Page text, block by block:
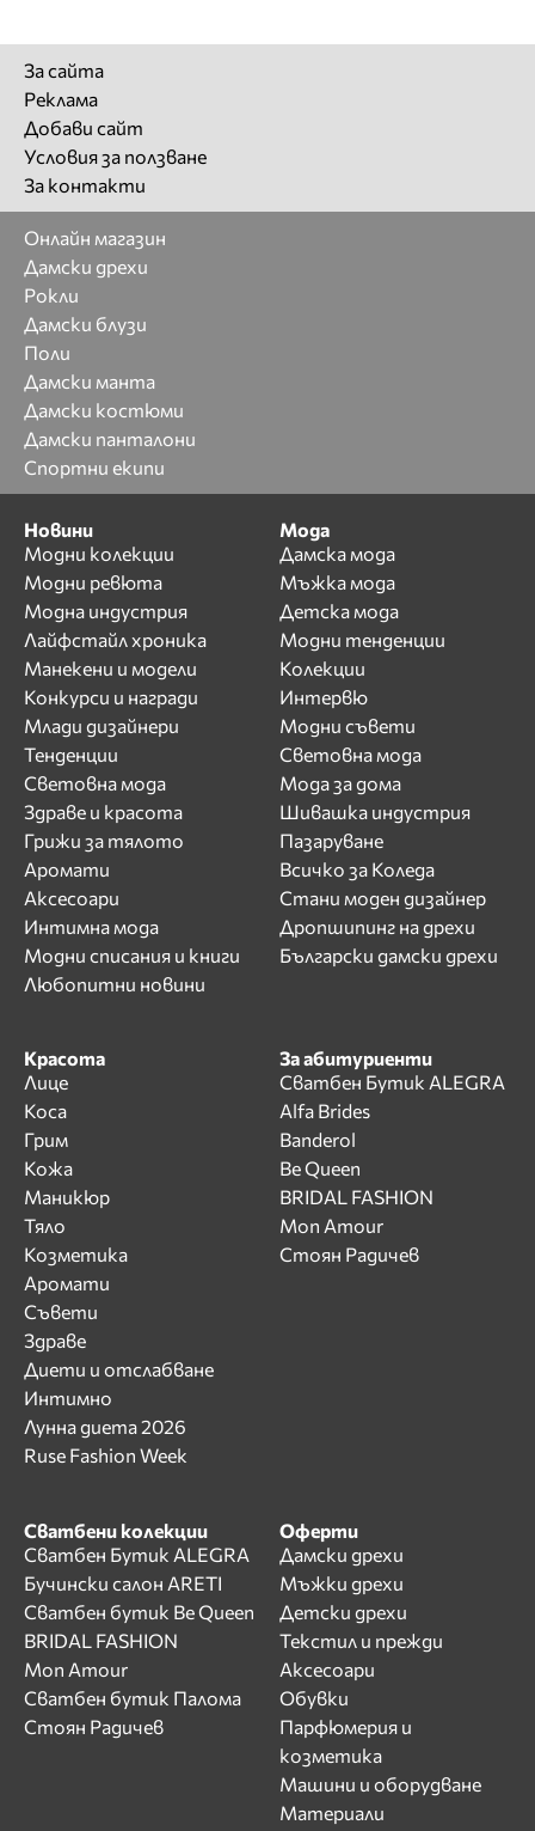
За сайта
Реклама
Добави сайт
Условия за ползване
За контакти
Онлайн магазин
Дамски дрехи
Рокли
Дамски блузи
Поли
Дамски манта
Дамски костюми
Дамски панталони
Спортни екипи
Новини
Модни колекции
Модни ревюта
Модна индустрия
Лайфстайл хроника
Манекени и модели
Конкурси и награди
Млади дизайнери
Тенденции
Световна мода
Здраве и красота
Грижи за тялото
Аромати
Аксесоари
Интимна мода
Модни списания и книги
Любопитни новини
Мода
Дамска мода
Мъжка мода
Детска мода
Модни тенденции
Колекции
Интервю
Модни съвети
Световна мода
Мода за дома
Шивашка индустрия
Пазаруване
Всичко за Коледа
Стани моден дизайнер
Дропшипинг на дрехи
Български дамски дрехи
Красота
Лице
Коса
Грим
Кожа
Маникюр
Тяло
Козметика
Аромати
Съвети
Здраве
Диети и отслабване
Интимно
Лунна диета 2026
Ruse Fashion Week
За абитуриенти
Сватбен Бутик ALEGRA
Alfa Brides
Banderol
Be Queen
BRIDAL FASHION
Mon Amour
Стоян Радичев
Сватбени колекции
Сватбен Бутик ALEGRA
Бучински салон ARETI
Сватбен бутик Be Queen
BRIDAL FASHION
Mon Amour
Сватбен бутик Палома
Стоян Радичев
Оферти
Дамски дрехи
Мъжки дрехи
Детски дрехи
Текстил и прежди
Аксесоари
Обувки
Парфюмерия и
козметика
Машини и оборудване
Материали